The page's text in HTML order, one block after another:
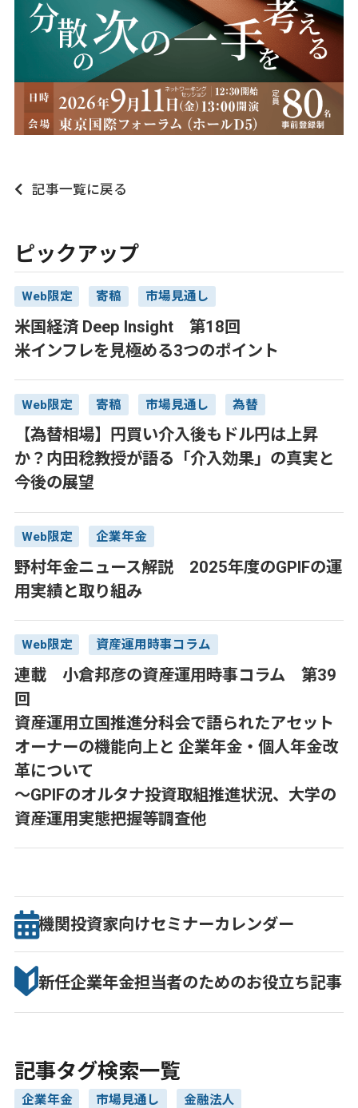
記事一覧に戻る
ピックアップ
Web限定 寄稿 市場見通し
米国経済 Deep Insight 第18回
米インフレを見極める3つのポイント
Web限定 寄稿 市場見通し 為替
【為替相場】円買い介入後もドル円は上昇
か？内田稔教授が語る「介入効果」の真実と
今後の展望
Web限定 企業年金
野村年金ニュース解説 2025年度のGPIFの運
用実績と取り組み
Web限定 資産運用時事コラム
連載 小倉邦彦の資産運用時事コラム 第39
回
資産運用立国推進分科会で語られたアセット
オーナーの機能向上と 企業年金・個人年金改
革について
～GPIFのオルタナ投資取組推進状況、大学の
資産運用実態把握等調査他
機関投資家向けセミナーカレンダー
新任企業年金担当者のためのお役立ち記事
記事タグ検索一覧
企業年金 市場見通し 金融法人